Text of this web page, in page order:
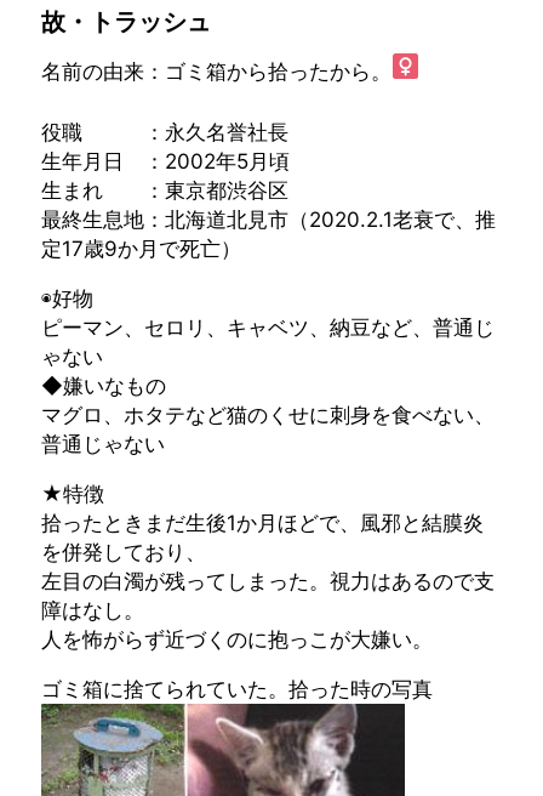
故・トラッシュ
名前の由来：ゴミ箱から拾ったから。
役職 ：永久名誉社長
生年月日 ：2002年5月頃
生まれ ：東京都渋谷区
最終生息地：北海道北見市（2020.2.1老衰で、推
定17歳9か月で死亡）
◉好物
ピーマン、セロリ、キャベツ、納豆など、普通じ
ゃない
◆嫌いなもの
マグロ、ホタテなど猫のくせに刺身を食べない、
普通じゃない
★特徴
拾ったときまだ生後1か月ほどで、風邪と結膜炎
を併発しており、
左目の白濁が残ってしまった。視力はあるので支
障はなし。
人を怖がらず近づくのに抱っこが大嫌い。
ゴミ箱に捨てられていた。拾った時の写真